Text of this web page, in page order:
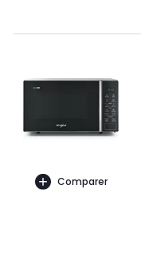
Comparer